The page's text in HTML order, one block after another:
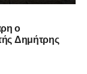
ο
Δημήτρης